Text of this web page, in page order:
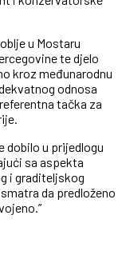
u Mostaru
te djelo
kroz međunarodnu
odnosa
tačka za
dobilo u prijedlogu
sa aspekta
i graditeljskog
da predloženo